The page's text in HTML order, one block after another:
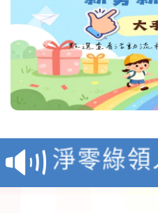
教育部
報
淨零綠領
檢送桃